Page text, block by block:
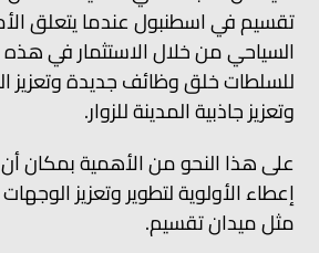
تقسيم في اسطنبول عندما يتعلق
السياحي من خلال الاستثمار في
للسلطات خلق وظائف جديدة وتعزيز
وتعزيز جاذبية المدينة للزوار.
على هذا النحو من الأهمية بمكان
إعطاء الأولوية لتطوير وتعزيز
مثل ميدان تقسيم.